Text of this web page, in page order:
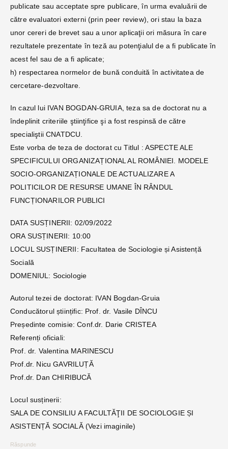
publicate sau acceptate spre publicare, în urma evaluării de
către evaluatori externi (prin peer review), ori stau la baza
unor cereri de brevet sau a unor aplicaţii ori măsura în care
rezultatele prezentate în teză au potenţialul de a fi publicate în
acest fel sau de a fi aplicate;
h) respectarea normelor de bună conduită în activitatea de
cercetare-dezvoltare.
In cazul lui IVAN BOGDAN-GRUIA, teza sa de doctorat nu a
îndeplinit criteriile ştiinţifice şi a fost respinsă de către
specialiştii CNATDCU.
Este vorba de teza de doctorat cu Titlul : ASPECTE ALE
SPECIFICULUI ORGANIZAȚIONAL AL ROMÂNIEI. MODELE
SOCIO-ORGANIZAȚIONALE DE ACTUALIZARE A
POLITICILOR DE RESURSE UMANE ÎN RÂNDUL
FUNCȚIONARILOR PUBLICI
DATA SUSȚINERII: 02/09/2022
ORA SUSȚINERII: 10:00
LOCUL SUSȚINERII: Facultatea de Sociologie și Asistență
Socială
DOMENIUL: Sociologie
Autorul tezei de doctorat: IVAN Bogdan-Gruia
Conducătorul științific: Prof. dr. Vasile DÎNCU
Președinte comisie: Conf.dr. Darie CRISTEA
Referenți oficiali:
Prof. dr. Valentina MARINESCU
Prof.dr. Nicu GAVRILUȚĂ
Prof.dr. Dan CHIRIBUCĂ
Locul susținerii:
SALA DE CONSILIU A FACULTĂŢII DE SOCIOLOGIE ȘI
ASISTENȚĂ SOCIALĂ (Vezi imaginile)
Răspunde